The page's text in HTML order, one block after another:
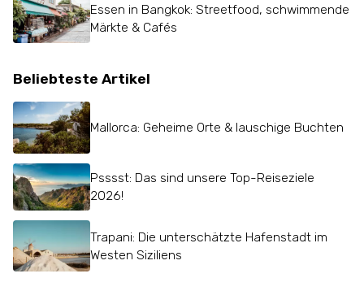
Essen in Bangkok: Streetfood, schwimmende
Märkte & Cafés
Beliebteste Artikel
Mallorca: Geheime Orte & lauschige Buchten
Psssst: Das sind unsere Top-Reiseziele
2026!
Trapani: Die unterschätzte Hafenstadt im
Westen Siziliens